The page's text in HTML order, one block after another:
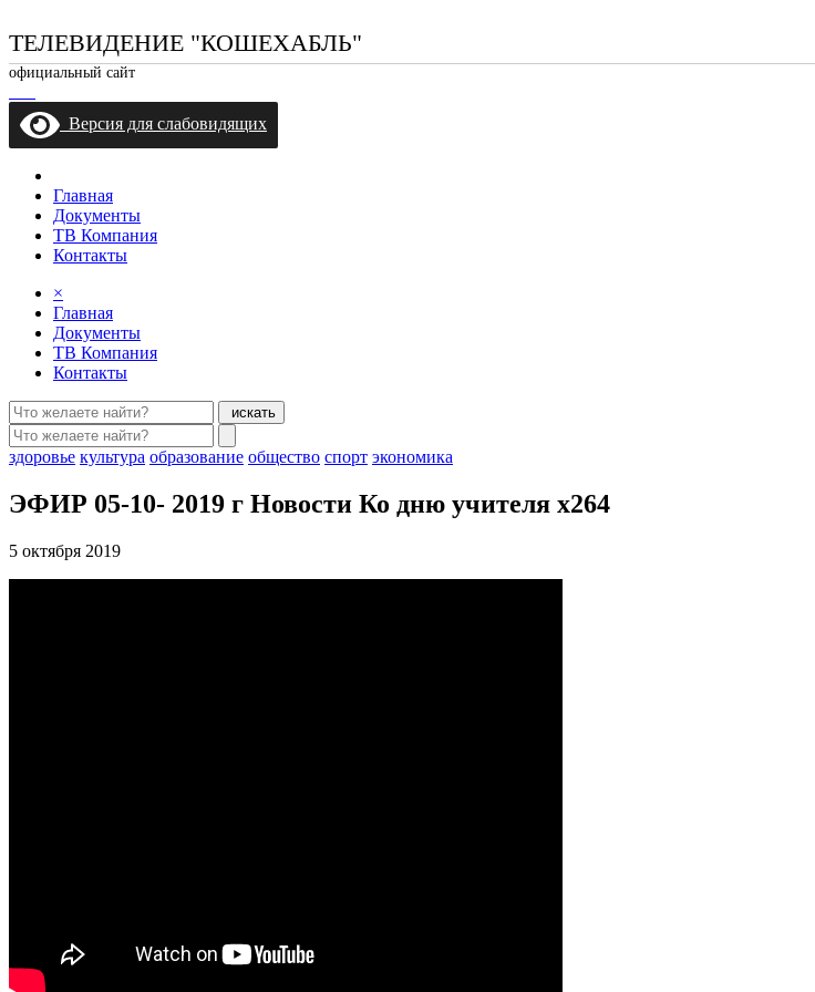
ТЕЛЕВИДЕНИЕ "КОШЕХАБЛЬ"
официальный сайт
Версия для слабовидящих
Главная
Документы
ТВ Компания
Контакты
×
Главная
Документы
ТВ Компания
Контакты
искать
здоровье культура образование общество спорт экономика
ЭФИР 05-10- 2019 г Новости Ко дню учителя x264
5 октября 2019